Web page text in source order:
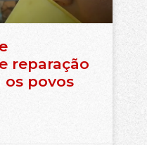
reparação
os povos